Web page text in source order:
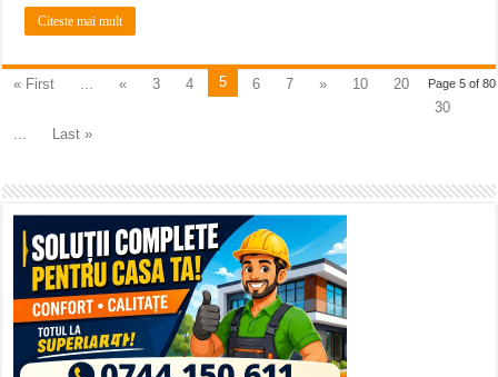
Citeste mai mult
Page 5 of 80
« First ... « 3 4 5 6 7 » 10
20
30
...
Last »